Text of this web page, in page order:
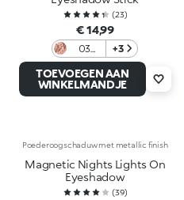
(23)
€ 14,99
03
Dusky
Bloom
+3
TOEVOEGEN AAN
WINKELMANDJE
Poederoogschaduw met metallic finish
Magnetic Nights Lights On
Eyeshadow
(39)